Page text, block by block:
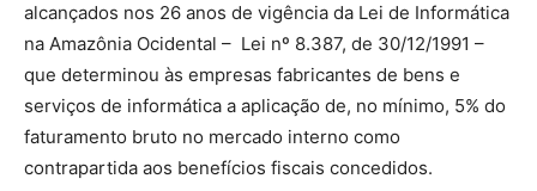
alcançados nos 26 anos de vigência da Lei de Informática
na Amazônia Ocidental – Lei nº 8.387, de 30/12/1991 –
que determinou às empresas fabricantes de bens e
serviços de informática a aplicação de, no mínimo, 5% do
faturamento bruto no mercado interno como
contrapartida aos benefícios fiscais concedidos.